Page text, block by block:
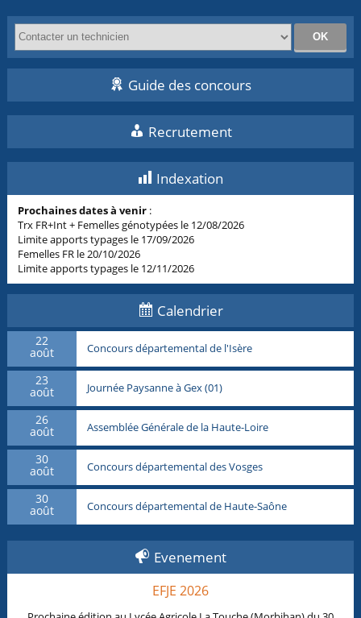
Guide des concours
Recrutement
Indexation
Prochaines dates à venir :
Trx FR+Int + Femelles génotypées le 12/08/2026
Limite apports typages le 17/09/2026
Femelles FR le 20/10/2026
Limite apports typages le 12/11/2026
Calendrier
22
août Concours départemental de l'Isère
23
août Journée Paysanne à Gex (01)
26
août Assemblée Générale de la Haute-Loire
30
août Concours départemental des Vosges
30
août Concours départemental de Haute-Saône
Evenement
EFJE 2026